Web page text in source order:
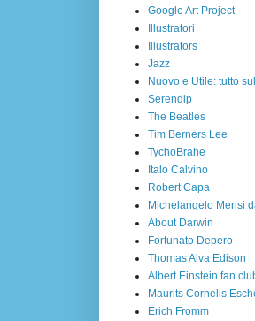
Google Art Project
Illustratori
Illustrators
Jazz
Nuovo e Utile: tutto
Serendip
The Beatles
Tim Berners Lee
TychoBrahe
Italo Calvino
Robert Capa
Michelangelo Merisi
About Darwin
Fortunato Depero
Thomas Alva Edison
Albert Einstein fan
Maurits Cornelis
Erich Fromm